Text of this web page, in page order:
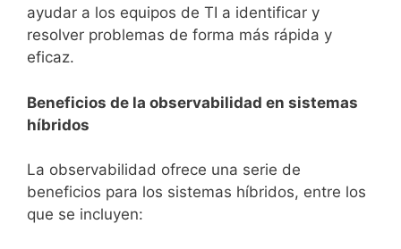
ayudar a los equipos de TI a identificar y
resolver problemas de forma más rápida y
eficaz.
Beneficios de la observabilidad en sistemas
híbridos
La observabilidad ofrece una serie de
beneficios para los sistemas híbridos, entre los
que se incluyen: